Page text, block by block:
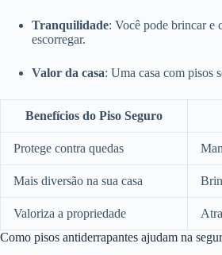
Tranquilidade: Você pode brincar e
escorregar.
Valor da casa: Uma casa com pisos
Benefícios do Piso Seguro
Protege contra quedas
Mais diversão na sua casa
Valoriza a propriedade
Como pisos antiderrapantes ajudam na